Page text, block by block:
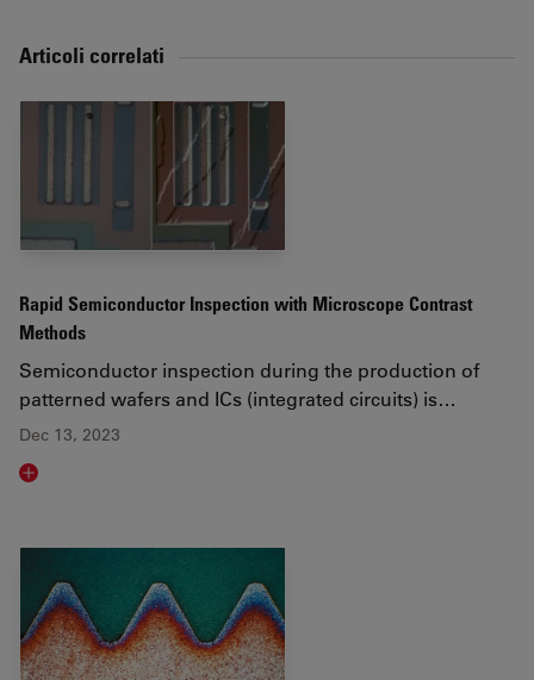
Articoli correlati
Rapid Semiconductor Inspection with Microscope Contrast
Methods
Semiconductor inspection during the production of
patterned wafers and ICs (integrated circuits) is…
Dec 13, 2023
Read article